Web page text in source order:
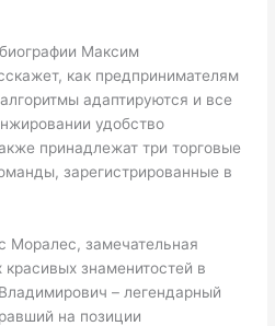
Максим
как предпринимателям
адаптируются и все
удобство
принадлежат три торговые
зарегистрированные в
Моралес, замечательная
знаменитостей в
– легендарный
на позиции